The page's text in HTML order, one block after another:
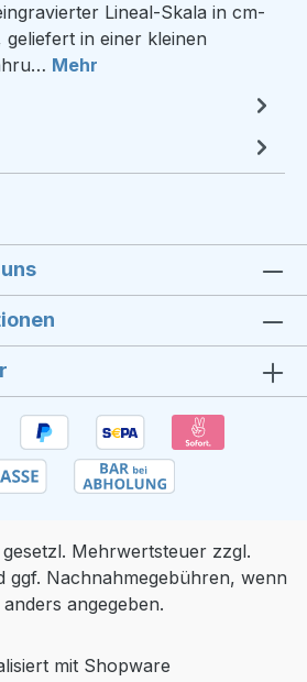
Lineal-Skala in cm-
in einer kleinen
Mehr
Mehrwertsteuer zzgl.
ggf. Nachnahmegebühren, wenn
angegeben.
mit Shopware